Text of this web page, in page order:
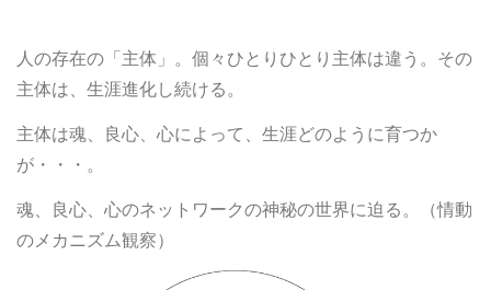
人の存在の「主体」。個々ひとりひとり主体は違う。その
主体は、生涯進化し続ける。
主体は魂、良心、心によって、生涯どのように育つか
が・・・。
魂、良心、心のネットワークの神秘の世界に迫る。（情動
のメカニズム観察）